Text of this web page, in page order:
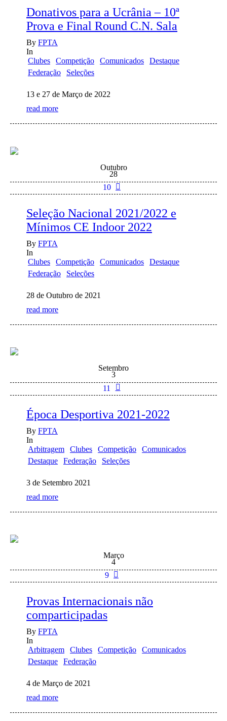
Donativos para a Ucrânia – 10ª
Prova e Final Round C.N. Sala
By FPTA
In
Clubes
Competição Comunicados
Destaque
Federação
Seleções
13 e 27 de Março de 2022
read more
Outubro
28
10
Seleção Nacional 2021/2022 e
Mínimos CE Indoor 2022
By FPTA
In
Clubes
Competição Comunicados
Destaque
Federação
Seleções
28 de Outubro de 2021
read more
Setembro
3
11
Época Desportiva 2021-2022
By FPTA
In
Arbitragem
Clubes Competição
Comunicados
Destaque
Federação Seleções
3 de Setembro 2021
read more
Março
4
9
Provas Internacionais não
comparticipadas
By FPTA
In
Arbitragem
Clubes Competição
Comunicados
Destaque
Federação
4 de Março de 2021
read more